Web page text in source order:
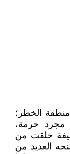
الخطر؛
مجرد حرمة،
خلقت من
العديد من